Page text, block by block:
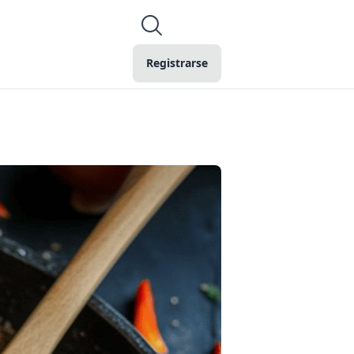
Registrarse